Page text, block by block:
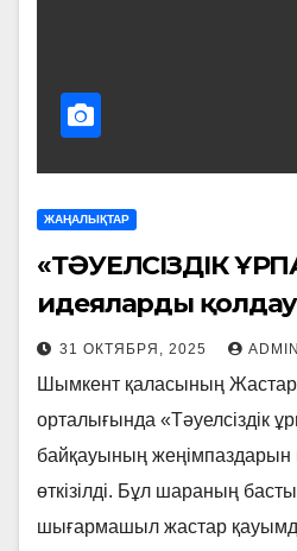
ЖАҢАЛЫҚТАР
«ТӘУЕЛСІЗДІК
идеяларды
31 ОКТЯБРЯ, 2025 ADMIN
Шымкент қаласының Жастар
орталығында «Тәуелсіздік
байқауының жеңімпаздарын
өткізілді. Бұл шараның
шығармашыл жастар